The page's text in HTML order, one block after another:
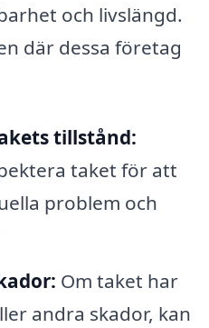
och livslängd.
där dessa företag
tillstånd:
taket för att
problem och
Om taket har
andra skador, kan